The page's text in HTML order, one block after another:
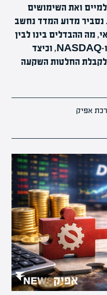
ואת השימושים
מדוע המדד נחשב
מה ההבדלים בינו לבין
מדדים אחרים כמו S&P 500 ו-NASDAQ, וכיצד
החלטות השקעה
אפיק